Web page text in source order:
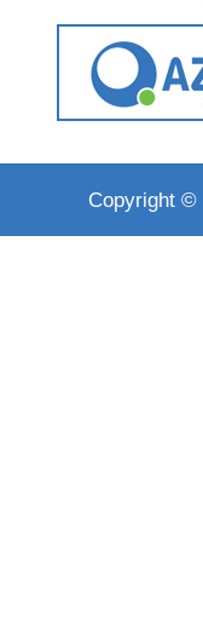
Copyright ©